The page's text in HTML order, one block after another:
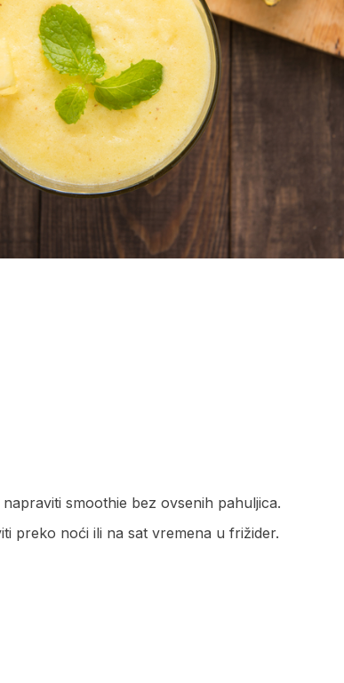
smoothie bez ovsenih pahuljica.
preko noći ili na sat vremena u frižider.